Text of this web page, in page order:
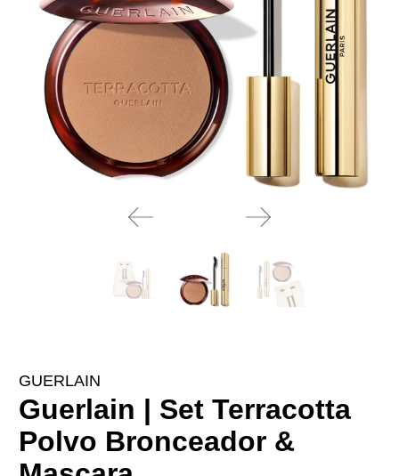
GUERLAIN
Guerlain | Set Terracotta
Polvo Bronceador &